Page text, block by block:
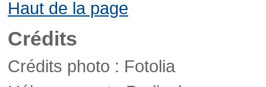
Haut de la page
Crédits
Crédits photo : Fotolia